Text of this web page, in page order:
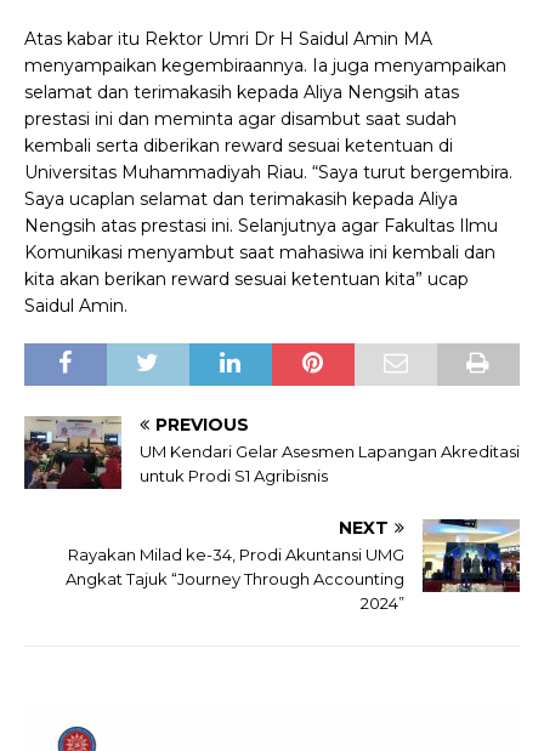
Atas kabar itu Rektor Umri Dr H Saidul Amin MA
menyampaikan kegembiraannya. Ia juga menyampaikan
selamat dan terimakasih kepada Aliya Nengsih atas
prestasi ini dan meminta agar disambut saat sudah
kembali serta diberikan reward sesuai ketentuan di
Universitas Muhammadiyah Riau. “Saya turut bergembira.
Saya ucaplan selamat dan terimakasih kepada Aliya
Nengsih atas prestasi ini. Selanjutnya agar Fakultas Ilmu
Komunikasi menyambut saat mahasiwa ini kembali dan
kita akan berikan reward sesuai ketentuan kita” ucap
Saidul Amin.
PREVIOUS
UM Kendari Gelar Asesmen Lapangan Akreditasi
untuk Prodi S1 Agribisnis
NEXT
Rayakan Milad ke-34, Prodi Akuntansi UMG
Angkat Tajuk “Journey Through Accounting
2024”